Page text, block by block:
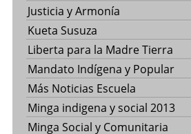
Justicia y Armonía
Kueta Susuza
Liberta para la Madre Tierra
Mandato Indígena y Popular
Más Noticias Escuela
Minga indigena y social 2013
Minga Social y Comunitaria